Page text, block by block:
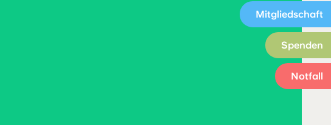
Mitgliedschaft
Spenden
Notfall